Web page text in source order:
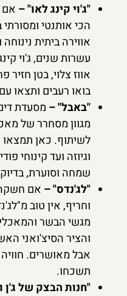
"ג'וי קינג לאו" – אם
הכי אותנטי
אווירה ביתית
עשרות שנים, ג'וי
אווז צלוי, בטן
בואו רעבים ותצאו
"באבל" – מסעדת
מגוון מסחרר של
לשיתוף. כאן
וגיוזה ועד קינוחי
שמחה וסוערת,
"לג'נדס" – אם
וחריף, אין טוב
מגשי הבשר והמאכלי
והציר הסיצ'ואני
אבל מאושרים.
תשכחו.
"חנות הבצק של ג'ן